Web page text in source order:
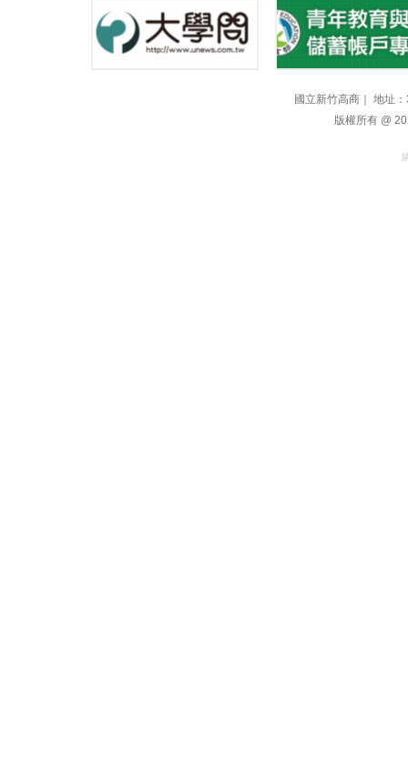
國立新竹高商｜ 地址
版權所有 @